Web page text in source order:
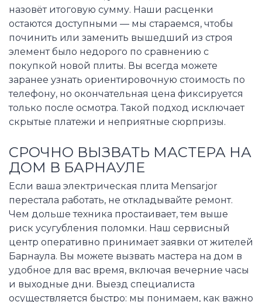
назовёт итоговую сумму. Наши расценки
остаются доступными — мы стараемся, чтобы
починить или заменить вышедший из строя
элемент было недорого по сравнению с
покупкой новой плиты. Вы всегда можете
заранее узнать ориентировочную стоимость по
телефону, но окончательная цена фиксируется
только после осмотра. Такой подход исключает
скрытые платежи и неприятные сюрпризы.
СРОЧНО ВЫЗВАТЬ МАСТЕРА НА
ДОМ В БАРНАУЛЕ
Если ваша электрическая плита Mensarjor
перестала работать, не откладывайте ремонт.
Чем дольше техника простаивает, тем выше
риск усугубления поломки. Наш сервисный
центр оперативно принимает заявки от жителей
Барнаула. Вы можете вызвать мастера на дом в
удобное для вас время, включая вечерние часы
и выходные дни. Выезд специалиста
осуществляется быстро: мы понимаем, как важно